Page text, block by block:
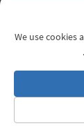
We use cookies